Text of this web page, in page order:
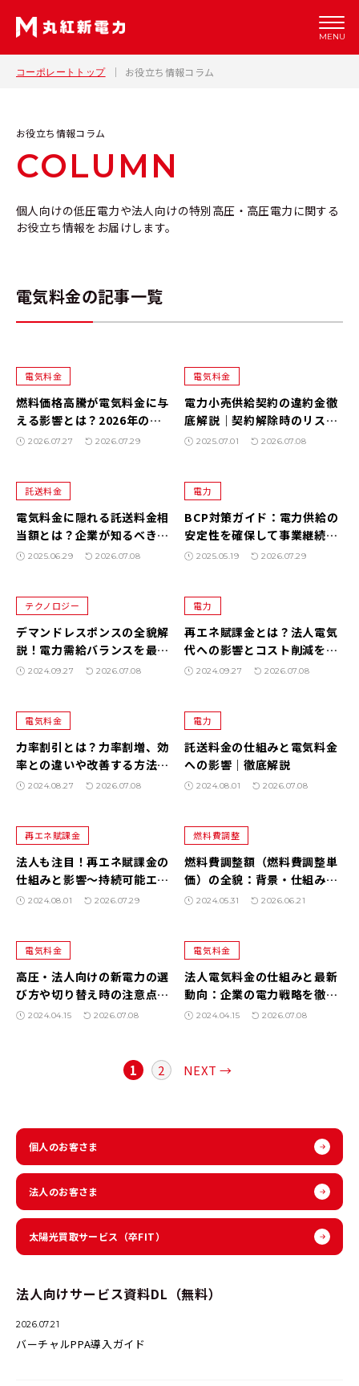
MENU
コーポレートトップ お役立ち情報コラム
お役立ち情報コラム
COLUMN
個人向けの低圧電力や法人向けの特別高圧・高圧電力に関する
お役立ち情報をお届けします。
電気料金の記事一覧
電気料金
燃料価格高騰が電気料金に与
える影響とは？2026年の中
東情勢と法人が取るべき電力
2026.07.27 2026.07.29
電気料金
電力小売供給契約の違約金徹
底解説｜契約解除時のリスク
と注意点を需要家目線で
2025.07.01 2026.07.08
託送料金
電気料金に隠れる託送料金相
当額とは？企業が知るべき料
金構成と最新制度の影響
2025.06.29 2026.07.08
電力
BCP対策ガイド：電力供給の
安定性を確保して事業継続を
実現する方法
2025.05.19 2026.07.29
テクノロジー
デマンドレスポンスの全貌解
説！電力需給バランスを最適
化する未来のシステムとは？
2024.09.27 2026.07.08
電力
再エネ賦課金とは？法人電気
代への影響とコスト削減を実
現するPPA活用術を徹底解説
2024.09.27 2026.07.08
電気料金
力率割引とは？力率割増、効
率との違いや改善する方法を
紹介2024.08.27 2026.07.08
電力
託送料金の仕組みと電気料金
への影響｜徹底解説
2024.08.01 2026.07.08
再エネ賦課金
法人も注目！再エネ賦課金の
仕組みと影響～持続可能エネ
ルギー時代の電気料金対策ガ
2024.08.01 2026.07.29
燃料費調整
燃料費調整額（燃料費調整単
価）の全貌：背景・仕組み・
期ずれの影響を徹底解説！電
2024.05.31 2026.06.21
電気料金
高圧・法人向けの新電力の選
び方や切り替え時の注意点を
紹介2024.04.15 2026.07.08
電気料金
法人電気料金の仕組みと最新
動向：企業の電力戦略を徹底
解説2024.04.15 2026.07.08
1 2 NEXT →
個人のお客さま
法人のお客さま
太陽光買取サービス （卒FIT）
法人向けサービス資料DL（無料）
2026.07.21
バーチャルPPA導入ガイド